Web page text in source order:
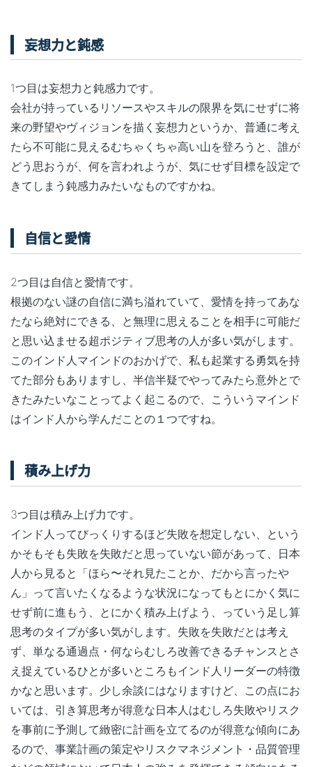
妄想力と鈍感
1つ目は妄想力と鈍感力です。
会社が持っているリソースやスキルの限界を気にせずに将
来の野望やヴィジョンを描く妄想力というか、普通に考え
たら不可能に見えるむちゃくちゃ高い山を登ろうと、誰が
どう思おうが、何を言われようが、気にせず目標を設定で
きてしまう鈍感力みたいなものですかね。
自信と愛情
2つ目は自信と愛情です。
根拠のない謎の自信に満ち溢れていて、愛情を持ってあな
たなら絶対にできる、と無理に思えることを相手に可能だ
と思い込ませる超ポジティブ思考の人が多い気がします。
このインド人マインドのおかげで、私も起業する勇気を持
てた部分もありますし、半信半疑でやってみたら意外とで
きたみたいなことってよく起こるので、こういうマインド
はインド人から学んだことの１つですね。
積み上げ力
3つ目は積み上げ力です。
インド人ってびっくりするほど失敗を想定しない、という
かそもそも失敗を失敗だと思っていない節があって、日本
人から見ると「ほら〜それ見たことか、だから言ったや
ん」って言いたくなるような状況になってもとにかく気に
せず前に進もう、とにかく積み上げよう、っていう足し算
思考のタイプが多い気がします。失敗を失敗だとは考え
ず、単なる通過点・何ならむしろ改善できるチャンスとさ
え捉えているひとが多いところもインド人リーダーの特徴
かなと思います。少し余談にはなりますけど、この点にお
いては、引き算思考が得意な日本人はむしろ失敗やリスク
を事前に予測して緻密に計画を立てるのが得意な傾向にあ
るので、事業計画の策定やリスクマネジメント・品質管理